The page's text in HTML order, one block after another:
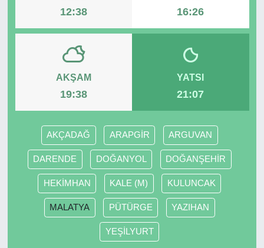
12:38 16:26
AKŞAM
19:38
YATSI
21:07
AKÇADAĞ ARAPGİR ARGUVAN
DARENDE DOĞANYOL DOĞANŞEHİR
HEKİMHAN KALE (M) KULUNCAK
MALATYA PÜTÜRGE YAZIHAN
YEŞİLYURT
MAGAZİN